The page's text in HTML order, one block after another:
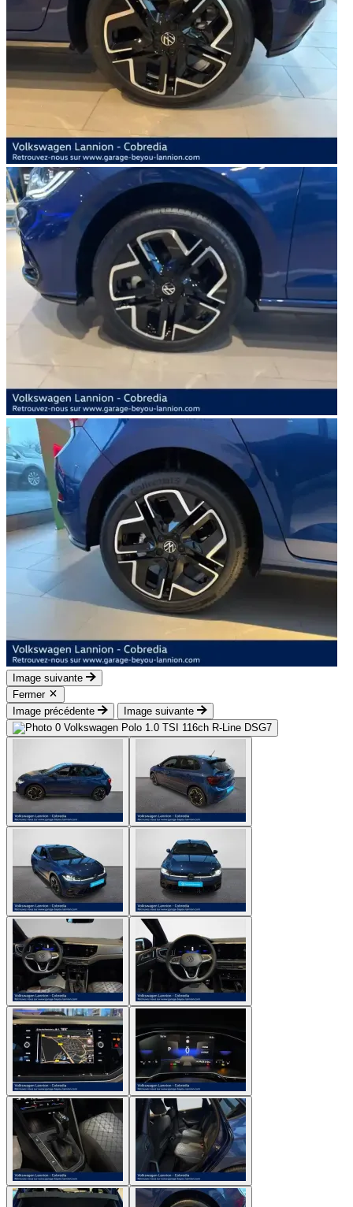
Image suivante
Fermer
Image précédente
Image suivante